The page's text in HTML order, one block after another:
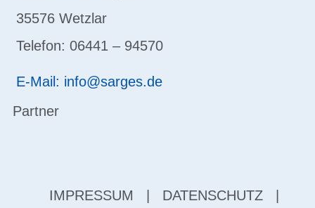
35576 Wetzlar
Telefon: 06441 – 94570
E-Mail: info@sarges.de
Partner
IMPRESSUM DATENSCHUTZ